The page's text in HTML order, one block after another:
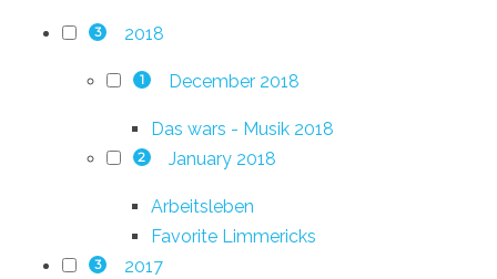
3 2018
1 December 2018
Das wars - Musik 2018
2 January 2018
Arbeitsleben
Favorite Limmericks
3 2017